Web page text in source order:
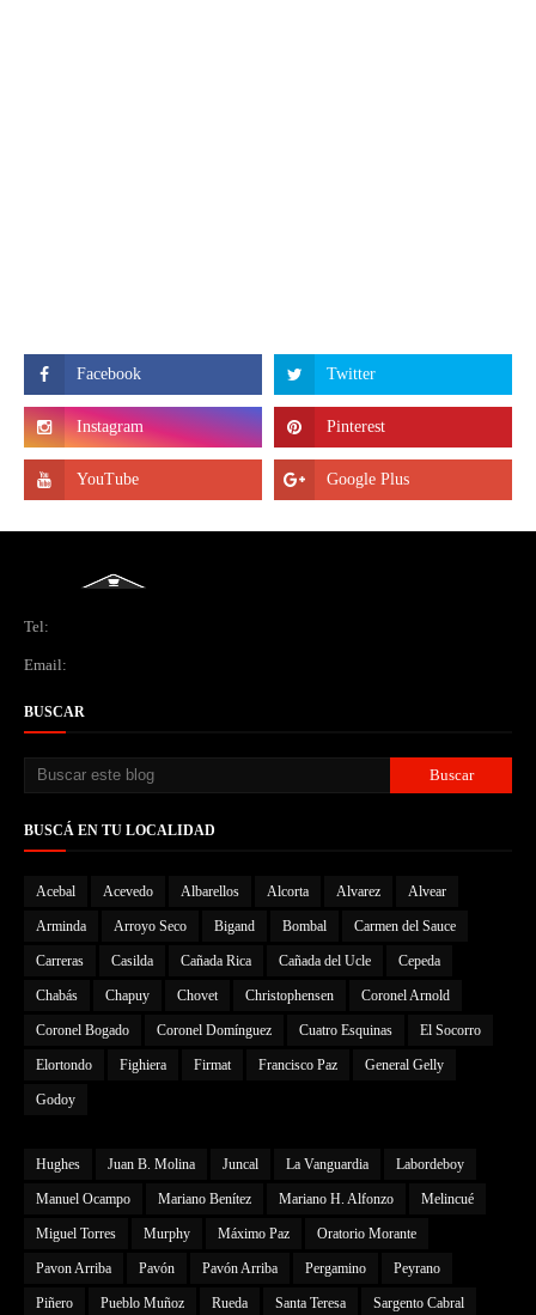
Tel:
Email:
BUSCAR
BUSCÁ EN TU LOCALIDAD
Acebal Acevedo Albarellos Alcorta Alvarez Alvear
Arminda Arroyo Seco Bigand Bombal Carmen del Sauce
Carreras Casilda Cañada Rica Cañada del Ucle Cepeda
Chabás Chapuy Chovet Christophensen Coronel Arnold
Coronel Bogado Coronel Domínguez Cuatro Esquinas El Socorro
Elortondo Fighiera Firmat Francisco Paz General Gelly
Godoy
Hughes Juan B. Molina Juncal La Vanguardia Labordeboy
Manuel Ocampo Mariano Benítez Mariano H. Alfonzo Melincué
Miguel Torres Murphy Máximo Paz Oratorio Morante
Pavon Arriba Pavón Pavón Arriba Pergamino Peyrano
Piñero Pueblo Muñoz Rueda Santa Teresa Sargento Cabral